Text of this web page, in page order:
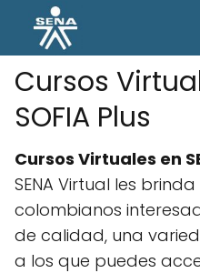
Cursos
SOFIA Plus
Cursos Virtuales en
SENA Virtual les
colombianos
de calidad, una
a los que puedes